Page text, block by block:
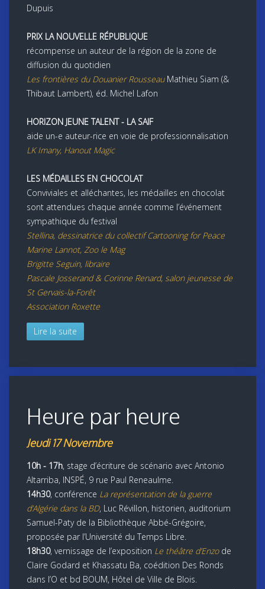
Dupuis
PRIX LA NOUVELLE RÉPUBLIQUE
récompense un auteur de la région de la zone de
diffusion du quotidien
Les frontières du Douanier Rousseau Mathieu Siam (&
Thibaut Lambert), éd. Michel Lafon
HORIZON JEUNE TALENT - LA SAIF
aide un-e auteur-rice en voie de professionnalisation
LK Imany, Hanout Magic
LES MÉDAILLES EN CHOCOLAT
Conviviales et alléchantes, les médailles en chocolat
sont attendues chaque année comme l’événement
sympathique du festival
Stellina, dessinatrice du collectif Cartooning for Peace
Marine Lannot, Zoo le Mag
Brigitte Seguin, libraire
Pascale Josserand & Corinne Renard, salon jeunesse de
St Gervais-la-Forêt
Association Roxette
Lire la suite
Heure par heure
Jeudi 17 Novembre
10h - 17h, stage d’écriture de scénario avec Antonio
Altarriba, INSPÉ, 9 rue Paul Reneaulme.
14h30, conférence La représentation de la guerre
d’Algérie dans la BD, Luc Révillon, historien, auditorium
Samuel-Paty de la Bibliothèque Abbé-Grégoire,
proposée par l’Université du Temps Libre.
18h30, vernissage de l’exposition Le théâtre d’Enzode
Claire Godard et Khassatu Ba, coédition Des Ronds
dans l’O et bd BOUM, Hôtel de Ville de Blois.